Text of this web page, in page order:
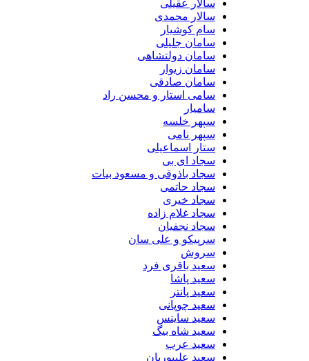
سالار عقیلی
سالار محمدی
سام کوشیار
سامان جلیلی
سامان دولتشاهی
سامان زیوار
سامان صادقی
سامی استار و محسن راد
سامیار
سپهر خلسه
سپهر نامی
ستار اسماعیلی
سجاد ای بی
سجاد باذوقی و مسعود بیات
سجاد حاتمی
سجاد خیری
سجاد غلام زاده
سجاد نجفیان
سرپیکو و علی سان
سروش
سعید باقری فرد
سعید پاشا
سعید پانتر
سعید چوپانی
سعید ساینس
سعید شاه بیگ
سعید عرب
سعید علیپوریان